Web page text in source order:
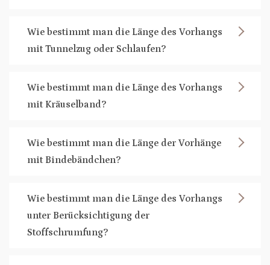
Wie bestimmt man die Länge des Vorhangs
mit Tunnelzug oder Schlaufen?
Wie bestimmt man die Länge des Vorhangs
mit Kräuselband?
Wie bestimmt man die Länge der Vorhänge
mit Bindebändchen?
Wie bestimmt man die Länge des Vorhangs
unter Berücksichtigung der
Stoffschrumfung?